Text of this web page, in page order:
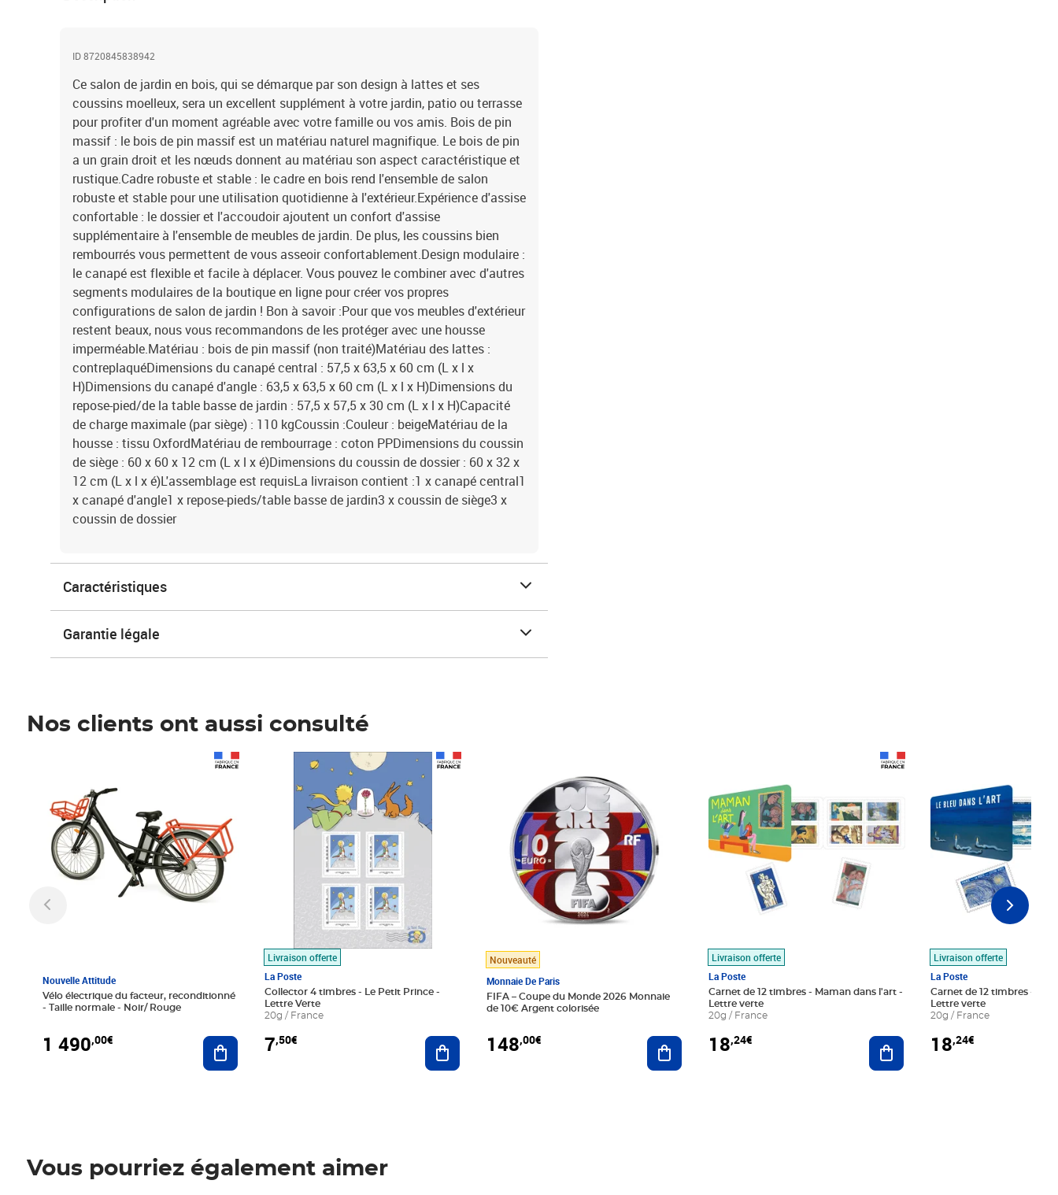
ID 8720845838942
Ce salon de jardin en bois, qui se démarque par son design à lattes et ses
coussins moelleux, sera un excellent supplément à votre jardin, patio ou terrasse
pour profiter d'un moment agréable avec votre famille ou vos amis. Bois de pin
massif : le bois de pin massif est un matériau naturel magnifique. Le bois de pin
a un grain droit et les nœuds donnent au matériau son aspect caractéristique et
rustique.Cadre robuste et stable : le cadre en bois rend l'ensemble de salon
robuste et stable pour une utilisation quotidienne à l'extérieur.Expérience d'assise
confortable : le dossier et l'accoudoir ajoutent un confort d'assise
supplémentaire à l'ensemble de meubles de jardin. De plus, les coussins bien
rembourrés vous permettent de vous asseoir confortablement.Design modulaire :
le canapé est flexible et facile à déplacer. Vous pouvez le combiner avec d'autres
segments modulaires de la boutique en ligne pour créer vos propres
configurations de salon de jardin ! Bon à savoir :Pour que vos meubles d'extérieur
restent beaux, nous vous recommandons de les protéger avec une housse
imperméable.Matériau : bois de pin massif (non traité)Matériau des lattes :
contreplaquéDimensions du canapé central : 57,5 x 63,5 x 60 cm (L x l x
H)Dimensions du canapé d'angle : 63,5 x 63,5 x 60 cm (L x l x H)Dimensions du
repose-pied/de la table basse de jardin : 57,5 x 57,5 x 30 cm (L x l x H)Capacité
de charge maximale (par siège) : 110 kgCoussin :Couleur : beigeMatériau de la
housse : tissu OxfordMatériau de rembourrage : coton PPDimensions du coussin
de siège : 60 x 60 x 12 cm (L x l x é)Dimensions du coussin de dossier : 60 x 32 x
12 cm (L x l x é)L'assemblage est requisLa livraison contient :1 x canapé central1
x canapé d'angle1 x repose-pieds/table basse de jardin3 x coussin de siège3 x
coussin de dossier
Caractéristiques
Garantie légale
Nos clients ont aussi consulté
Nouvelle Attitude
Vélo électrique du facteur, reconditionné
- Taille normale - Noir/ Rouge
1 490,00€ Ajouter au panier
Livraison offerte
La Poste
Collector 4 timbres - Le Petit Prince -
Lettre Verte
20g / France
7,50€
Prix 7,50€
Ajouter au panier
Nouveauté
Monnaie De Paris
FIFA – Coupe du Monde 2026 Monnaie
de 10€ Argent colorisée
148,00€ Ajouter au panier
Livraison offerte
La Poste
Carnet de 12 timbres - Maman dans l'art -
Lettre verte
20g / France
18,24€ Ajouter au panier
Livraison offerte
La Poste
Carnet de 12 timbres - Le
Lettre verte
20g / France
18,24€
Vous pourriez également aimer